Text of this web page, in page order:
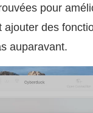
pour
ajouter des
auparavant.